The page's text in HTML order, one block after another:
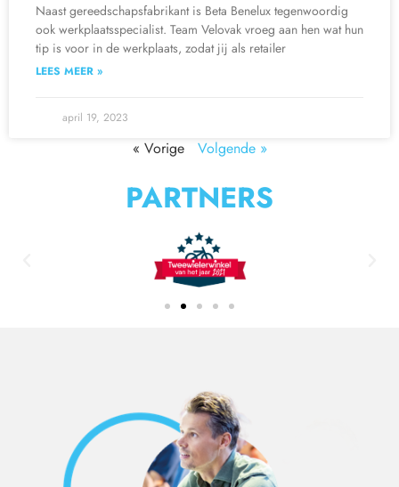
Naast gereedschapsfabrikant is Beta Benelux tegenwoordig
ook werkplaatsspecialist. Team Velovak vroeg aan hen wat hun
tip is voor in de werkplaats, zodat jij als retailer
LEES MEER »
april 19, 2023
« Vorige Volgende »
PARTNERS